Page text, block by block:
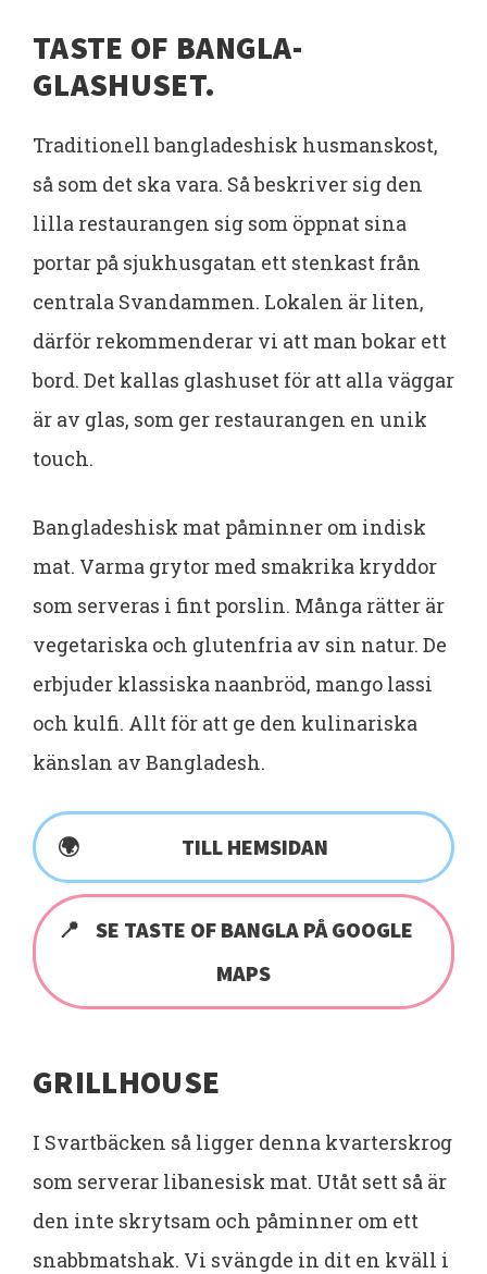
TASTE OF BANGLA-
GLASHUSET.
Traditionell bangladeshisk husmanskost,
så som det ska vara. Så beskriver sig den
lilla restaurangen sig som öppnat sina
portar på sjukhusgatan ett stenkast från
centrala Svandammen. Lokalen är liten,
därför rekommenderar vi att man bokar ett
bord. Det kallas glashuset för att alla väggar
är av glas, som ger restaurangen en unik
touch.
Bangladeshisk mat påminner om indisk
mat. Varma grytor med smakrika kryddor
som serveras i fint porslin. Många rätter är
vegetariska och glutenfria av sin natur. De
erbjuder klassiska naanbröd, mango lassi
och kulfi. Allt för att ge den kulinariska
känslan av Bangladesh.
TILL HEMSIDAN
SE TASTE OF BANGLA PÅ GOOGLE
MAPS
GRILLHOUSE
I Svartbäcken så ligger denna kvarterskrog
som serverar libanesisk mat. Utåt sett så är
den inte skrytsam och påminner om ett
snabbmatshak. Vi svängde in dit en kväll i